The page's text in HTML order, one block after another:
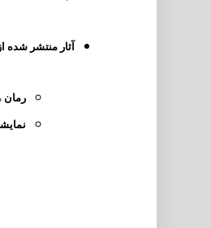
آثار منتشر شده از
رمان